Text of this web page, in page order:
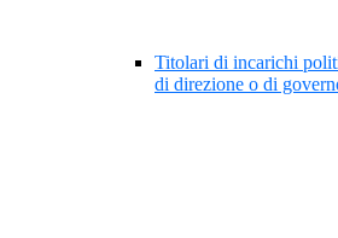
Titolari di incarichi
di direzione o di